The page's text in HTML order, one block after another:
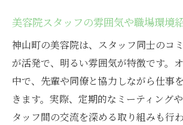
美容院スタッフの雰囲気や職場環境
神山町の美容院は、スタッフ同士のコ
が活発で、明るい雰囲気が特徴です。
中で、先輩や同僚と協力しながら仕事
きます。実際、定期的なミーティング
タッフ間の交流を深める取り組みも行